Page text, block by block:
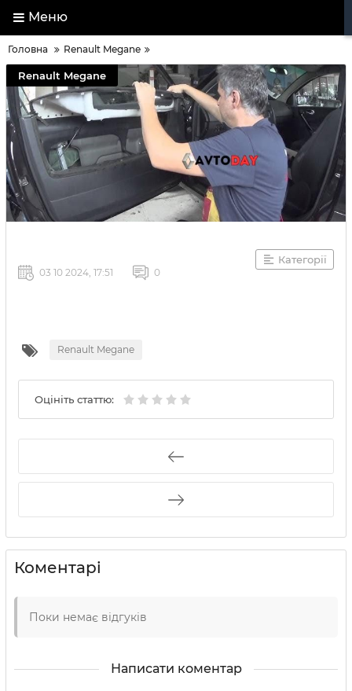
Меню
Головна Renault Megane
Renault Megane
Категорії
03 10 2024, 17:51 0
Renault Megane
Оцініть статтю:
Коментарі
Поки немає відгуків
Написати коментар